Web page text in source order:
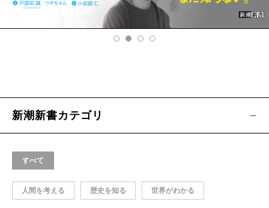
v
Ne
xt
新潮新書カテゴリ
すべて
人間を考える 歴史を知る 世界がわかる